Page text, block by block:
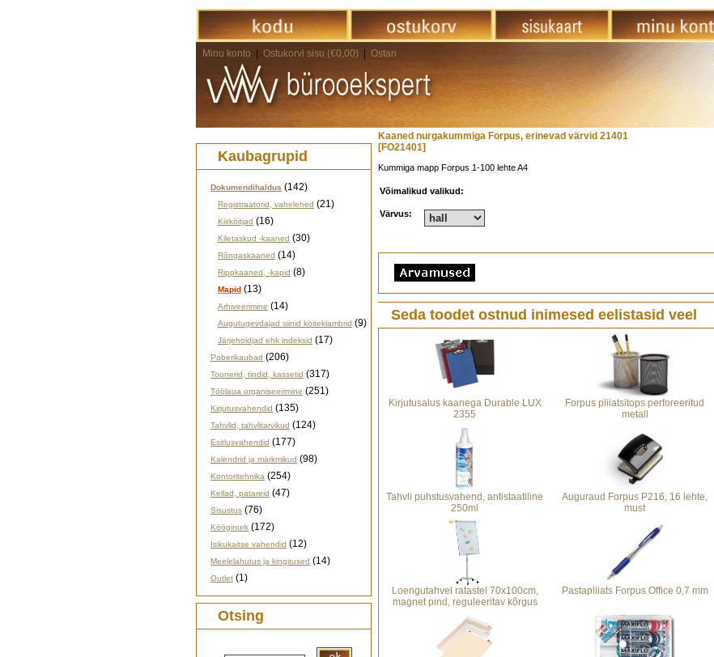
Minu konto Ostukorvi sisu (€0,00) Ostan
Kaubagrupid
Dokumendihaldus (142)
Registraatorid, vahelehed (21)
Kiirköitjad (16)
Kiletaskud -kaaned (30)
Rõngaskaaned (14)
Rippkaaned, -kapid (8)
Mapid (13)
Arhiveerimine (14)
Augutugevdajad siinid köiteklambrid (9)
Järjehoidjad ehk indeksid (17)
Paberikaubad (206)
Toonerid, tindid, kassetid (317)
Töölaua organiseerimine (251)
Kirjutusvahendid (135)
Tahvlid, tahvlitarvikud (124)
Esitlusvahendid (177)
Kalendrid ja märkmikud (98)
Kontoritehnika (254)
Kellad, patareid (47)
Sisustus (76)
Kööginurk (172)
Isikukaitse vahendid (12)
Meelelahutus ja kingitused (14)
Outlet (1)
Otsing
Kaaned nurgakummiga Forpus, erinevad värvid 21401
[FO21401]
Kummiga mapp Forpus 1-100 lehte A4
Võimalikud valikud:
Värvus:
Seda toodet ostnud inimesed eelistasid veel
Kirjutusalus kaanega Durable LUX
2355
Forpus pliiatsitops perforeeritud
metall
Tahvli puhstusvahend, antistaatiline
250ml
Auguraud Forpus P216, 16 lehte,
must
Loengutahvel ratastel 70x100cm,
magnet pind, reguleeritav kõrgus
Pastapliiats Forpus Office 0,7 mm